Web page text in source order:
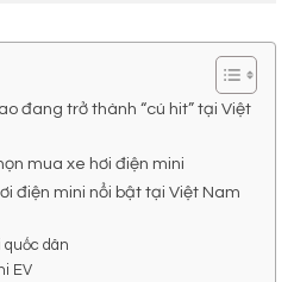
đang trở thành “cú hit” tại Việt
mua xe hơi điện mini
điện mini nổi bật tại Việt Nam
quốc dân
EV